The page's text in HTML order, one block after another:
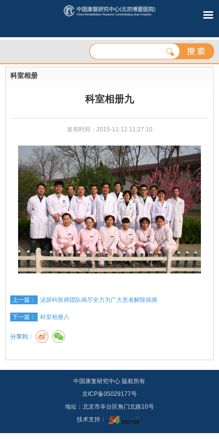
科室相册
科室相册九
发布时间：2015-11-12 11:27:10
上一篇： 泌尿科医师团队竭尽全力为广大患者解除病痛
下一篇： 科室相册八
分享到：
中国康复研究中心 版权所有
京ICP备05029177号
地址：北京市丰台区角门北路10号
技术支持：